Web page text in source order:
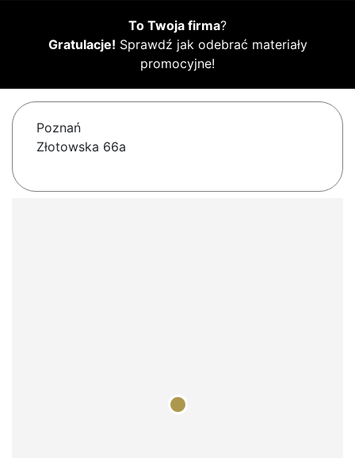
To Twoja firma?
Gratulacje! Sprawdź jak odebrać materiały
promocyjne!
Poznań
Złotowska 66a